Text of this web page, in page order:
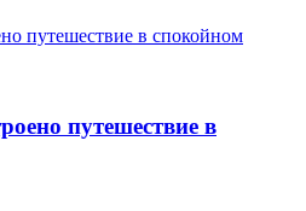
путешествие в